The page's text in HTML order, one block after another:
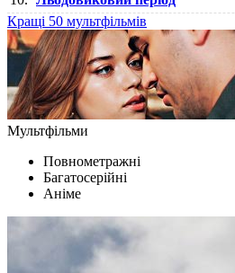
Кращі 50 мультфільмів
Мультфільми
Повнометражні
Багатосерійні
Аніме